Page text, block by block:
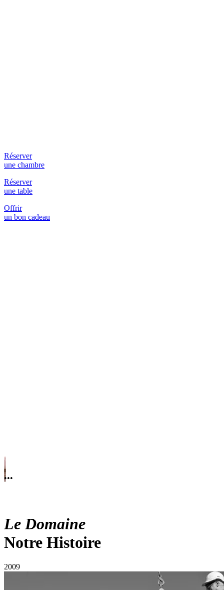
Réserver
une chambre
Réserver
une table
Offrir
un bon cadeau
..
•••
Le Domaine
Notre Histoire
2009